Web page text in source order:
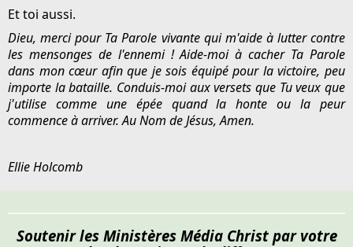
Et toi aussi.
Dieu, merci pour Ta Parole vivante qui m'aide à lutter contre
les mensonges de l'ennemi !Aide-moi à cacher Ta Parole
dans mon cœur afin que je sois équipé pour la victoire, peu
importe la bataille. Conduis-moi aux versets que Tu veux que
j'utilise comme une épée quand la honte ou la peur
commence à arriver. Au Nom de Jésus, Amen.
Ellie Holcomb
Soutenir les Ministères Média Christ par votre